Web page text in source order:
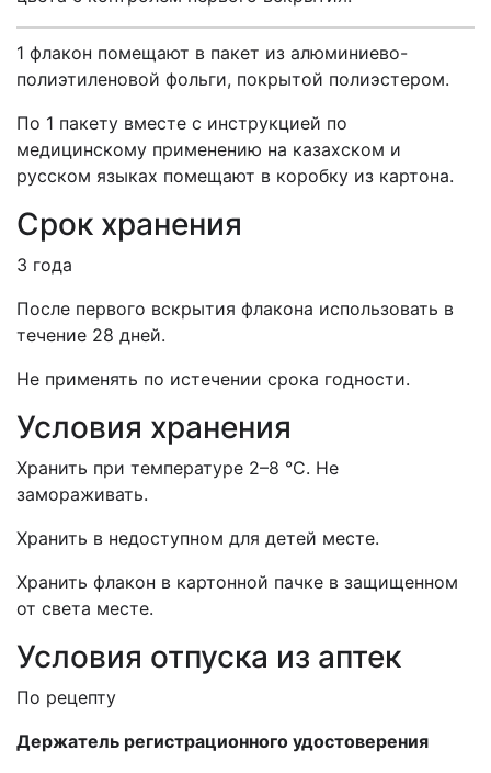
1 флакон помещают в пакет из алюминиево-
полиэтиленовой фольги, покрытой полиэстером.
По 1 пакету вместе с инструкцией по
медицинскому применению на казахском и
русском языках помещают в коробку из картона.
Срок хранения
3 года
После первого вскрытия флакона использовать в
течение 28 дней.
Не применять по истечении срока годности.
Условия хранения
Хранить при температуре 2–8 °C. Не
замораживать.
Хранить в недоступном для детей месте.
Хранить флакон в картонной пачке в защищенном
от света месте.
Условия отпуска из аптек
По рецепту
Держатель регистрационного удостоверения